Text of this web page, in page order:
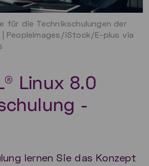
für die Technikschulungen der
| PeopleImages/iStock/E-plus via
Linux 8.0
-
lernen Sie das Konzept